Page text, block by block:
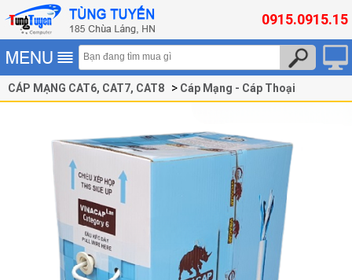
0915.0915.15
CÁP MẠNG CAT6, CAT7, CAT8
Cáp Mạng - Cáp Thoại